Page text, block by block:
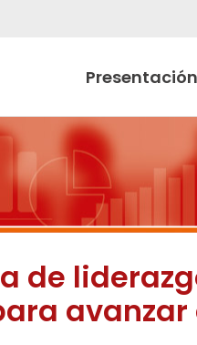
Presentación
de
avanzar